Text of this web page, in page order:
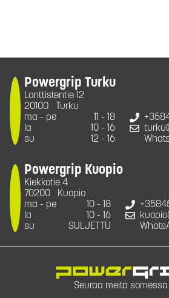
Powergrip Turku
Lonttistentie 12
20100
Turku
ma - pe
11 - 18
la
10 - 16
su
12 - 16
Powergrip Kuopio
Kiekkotie 4
70200
Kuopio
ma - pe
10 - 18
la
10 - 16
su
SULJETTU
Seuraa meitä somessa